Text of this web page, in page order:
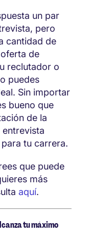
un par
pero
cantidad de
de
reclutador o
puedes
Sin importar
bueno que
de la
tu carrera.
que puede
más
aquí.
tu máximo